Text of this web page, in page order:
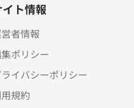
イト情報
者情報
ポリシー
ライバシーポリシー
規約